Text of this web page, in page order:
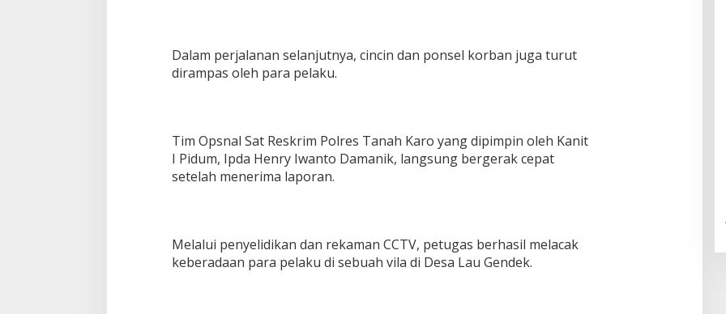
Dalam perjalanan selanjutnya, cincin dan ponsel korban juga turut
dirampas oleh para pelaku.
Tim Opsnal Sat Reskrim Polres Tanah Karo yang dipimpin oleh Kanit
I Pidum, Ipda Henry Iwanto Damanik, langsung bergerak cepat
setelah menerima laporan.
Melalui penyelidikan dan rekaman CCTV, petugas berhasil melacak
keberadaan para pelaku di sebuah vila di Desa Lau Gendek.